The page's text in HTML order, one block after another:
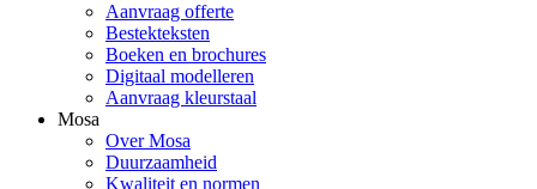
Aanvraag offerte
Bestekteksten
Boeken en brochures
Digitaal modelleren
Aanvraag kleurstaal
Mosa
Over Mosa
Duurzaamheid
Kwaliteit en normen